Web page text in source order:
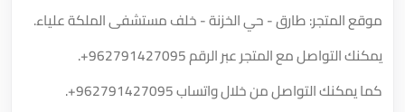
موقع المتجر: طارق - حي الخزنة - خلف مستشفى الملكة علياء.
يمكنك التواصل مع المتجر عبر الرقم+962791427095
.
كما يمكنك التواصل من خلال واتساب+962791427095
.